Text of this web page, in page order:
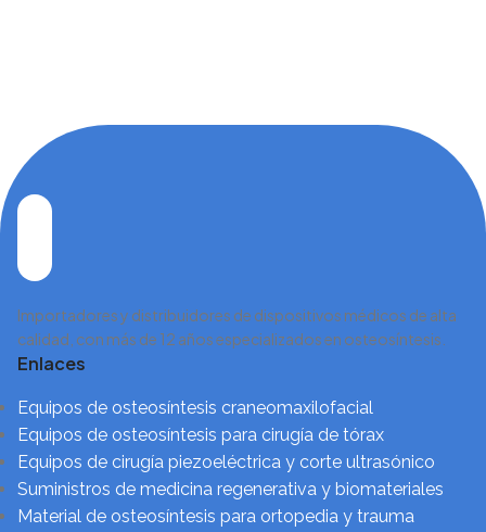
Importadores y distribuidores de dispositivos médicos de alta
calidad, con más de 12 años especializados en osteosíntesis.
Enlaces
Equipos de osteosíntesis craneomaxilofacial
Equipos de osteosíntesis para cirugía de tórax
Equipos de cirugía piezoeléctrica y corte ultrasónico
Suministros de medicina regenerativa y biomateriales
Material de osteosíntesis para ortopedia y trauma